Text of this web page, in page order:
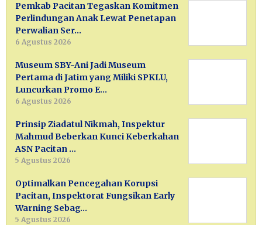
Pemkab Pacitan Tegaskan Komitmen
Perlindungan Anak Lewat Penetapan
Perwalian Ser…
6 Agustus 2026
Museum SBY-Ani Jadi Museum
Pertama di Jatim yang Miliki SPKLU,
Luncurkan Promo E…
6 Agustus 2026
Prinsip Ziadatul Nikmah, Inspektur
Mahmud Beberkan Kunci Keberkahan
ASN Pacitan …
5 Agustus 2026
Optimalkan Pencegahan Korupsi
Pacitan, Inspektorat Fungsikan Early
Warning Sebag…
5 Agustus 2026